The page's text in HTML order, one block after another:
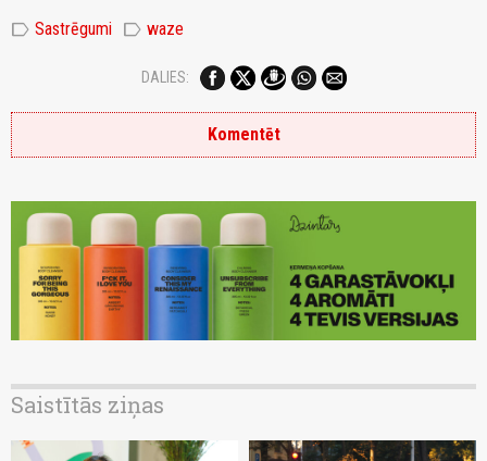
label Sastrēgumi label waze
DALIES:
Komentēt
Saistītās ziņas